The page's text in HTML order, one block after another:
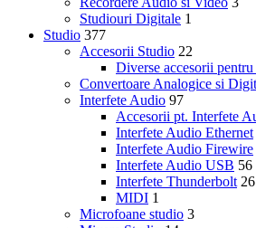
Studiouri Digitale 1
Studio 377
Accesorii Studio 22
Diverse accesorii
Convertoare Analogice si
Interfete Audio 97
Accesorii pt. Interfete
Interfete Audio Ethernet
Interfete Audio Firewire
Interfete Audio USB 56
Interfete Thunderbolt 26
MIDI 1
Microfoane studio 3